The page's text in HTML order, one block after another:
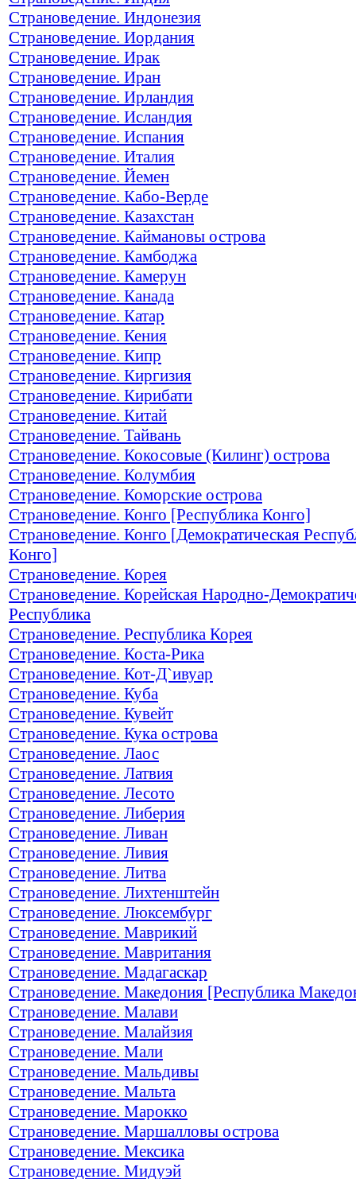
Страноведение. Индонезия
Страноведение. Иордания
Страноведение. Ирак
Страноведение. Иран
Страноведение. Ирландия
Страноведение. Исландия
Страноведение. Испания
Страноведение. Италия
Страноведение. Йемен
Страноведение. Кабо-Верде
Страноведение. Казахстан
Страноведение. Каймановы острова
Страноведение. Камбоджа
Страноведение. Камерун
Страноведение. Канада
Страноведение. Катар
Страноведение. Кения
Страноведение. Кипр
Страноведение. Киргизия
Страноведение. Кирибати
Страноведение. Китай
Страноведение. Тайвань
Страноведение. Кокосовые (Килинг) острова
Страноведение. Колумбия
Страноведение. Коморские острова
Страноведение. Конго [Республика Конго]
Страноведение. Конго [Демократическая
Конго]
Страноведение. Корея
Страноведение. Корейская Народно-
Республика
Страноведение. Республика Корея
Страноведение. Коста-Рика
Страноведение. Кот-Д`ивуар
Страноведение. Куба
Страноведение. Кувейт
Страноведение. Кука острова
Страноведение. Лаос
Страноведение. Латвия
Страноведение. Лесото
Страноведение. Либерия
Страноведение. Ливан
Страноведение. Ливия
Страноведение. Литва
Страноведение. Лихтенштейн
Страноведение. Люксембург
Страноведение. Маврикий
Страноведение. Мавритания
Страноведение. Мадагаскар
Страноведение. Македония [Республика
Страноведение. Малави
Страноведение. Малайзия
Страноведение. Мали
Страноведение. Мальдивы
Страноведение. Мальта
Страноведение. Марокко
Страноведение. Маршалловы острова
Страноведение. Мексика
Страноведение. Мидуэй